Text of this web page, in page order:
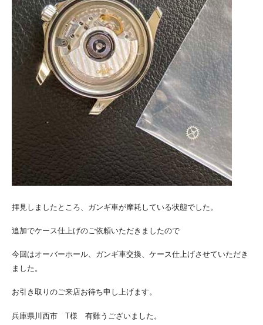
拝見しましたところ、ガンギ車が摩耗している状態でした。
追加でケース仕上げのご依頼いただきましたので
今回はオーバーホール、ガンギ車交換、ケース仕上げさせていただき
ました。
お引き取りのご来店お待ち申し上げます。
兵庫県川西市 T様 有難うございました。